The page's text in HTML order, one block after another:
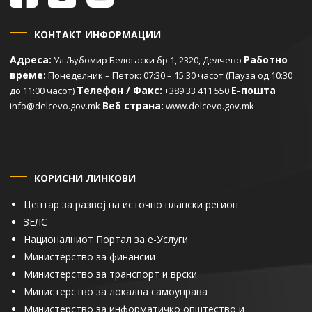
КОНТАКТ ИНФОРМАЦИИ
Адреса: Ул.Љубомир Белогаски бр.1, 2320, Делчево Работно
време: Понеделник – Петок: 07:30 – 15:30 часот (Пауза од 10:30
до 11:00 часот) Телефон / Факс: +389 33 411 550 Е-пошта
info@delcevo.gov.mk Веб страна: www.delcevo.gov.mk
КОРИСНИ ЛИНКОВИ
Центар за развој на источно плански регион
ЗЕЛС
Националниот Портал за е-Услуги
Министерство за финансии
Министерство за транспорт и врски
Министерство за локална самоуправа
Министерство за информатичко општество и